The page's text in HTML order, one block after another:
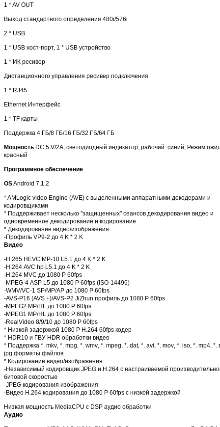
1 * AV OUT
Выход стандартного определения 480i/576i
2 * USB
1 * USB хост-порт, 1 * USB устройство
1 * ИК ресивер
Дистанционного управления ресивер подключения
1 * RJ45
Ethernet Интерфейс
1 * TF карты
Поддержка 4 ГБ/8 ГБ/16 ГБ/32 ГБ/64 ГБ
Мощность DC 5 V/2A; светодиодный индикатор, рабочий: синий; Режим
красный
Программное обеспечение
OSAndroid 7.1.2
* AMLogic video Engine (AVE) с выделенными аппаратными декодерами и
кодировщиками
* Поддерживает несколько "защищенных" сеансов декодирования видео и
одновременное декодирование и кодирование
* Декодирование видео/изображения
-Профиль VP9-2 до 4 K * 2 K
Видео
-H .265 HEVC MP-10 L 5.1 до 4 K * 2 K
-H .264 AVC hp L 5.1 до 4 K * 2 K
-H .264 MVC до 1080 P 60fps
-MPEG-4 ASP L 5 до 1080 P 60fps (ISO-14496)
-WMV/VC-1 SP/MP/AP до 1080 P 60fps
-AVS-P16 (AVS +)/AVS-P2 JiZhun профиль до 1080 P 60fps
-MPEG2 MP/HL до 1080 P 60fps
-MPEG1 MP/HL до 1080 P 60fps
-RealVideo 8/9/10 до 1080 P 60fps
* Низкой задержкой 1080 P H .264 60fps кодер
* HDR10 и ГВУ HDR обработки видео
* Поддержка *. mkv , *. mpg , *. wmv , *. mpeg , *. dat, *. avi , *. mov , *. iso , *. mp4, *.
jpg форматы файлов
* Кодирование видео/изображения
-Независимый кодировщик JPEG и H .264 с настраиваемой
битовой скоростью
-JPEG кодирования изображения
-Видео H .264 кодирования до 1080 P 60fps с низкой задержкой
Низкая мощность MediaCPU с DSP аудио обработки
Аудио